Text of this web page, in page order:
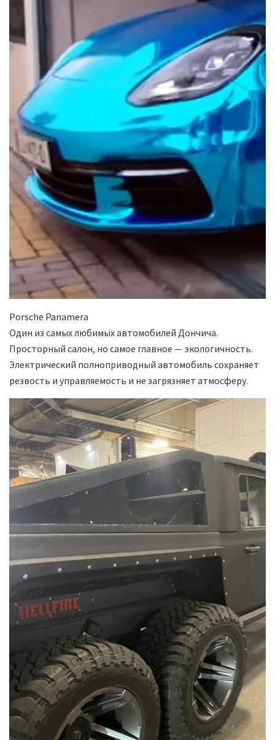
Porsche Panamera
Один из самых любимых автомобилей Дончича.
Просторный салон, но самое главное — экологичность.
Электрический полноприводный автомобиль сохраняет
резвость и управляемость и не загрязняет атмосферу.